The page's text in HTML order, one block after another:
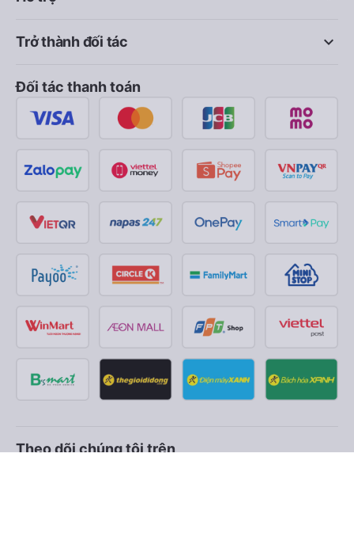
keyboard_arrow_down
Trở thành đối tác
Đối tác thanh toán
Theo dõi chúng tôi trên